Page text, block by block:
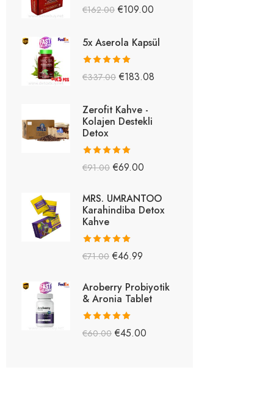
5 üzerinden
€162.00 €109.00
5x Aserola Kapsül
5 üzerinden
€337.00 €183.08
Zerofit Kahve -
Kolajen Destekli
Detox
5 üzerinden
€91.00 €69.00
MRS. UMRANTOO
Karahindiba Detox
Kahve
5 üzerinden
€71.00 €46.99
Aroberry Probiyotik
& Aronia Tablet
5 üzerinden
€60.00 €45.00